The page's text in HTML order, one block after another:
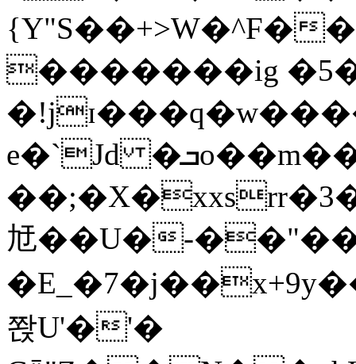
{Y"S��+>W�^F�
�������ig
e�`Jd �ܒo��m��1��d|
㝼��U�-
쫝U'�'�